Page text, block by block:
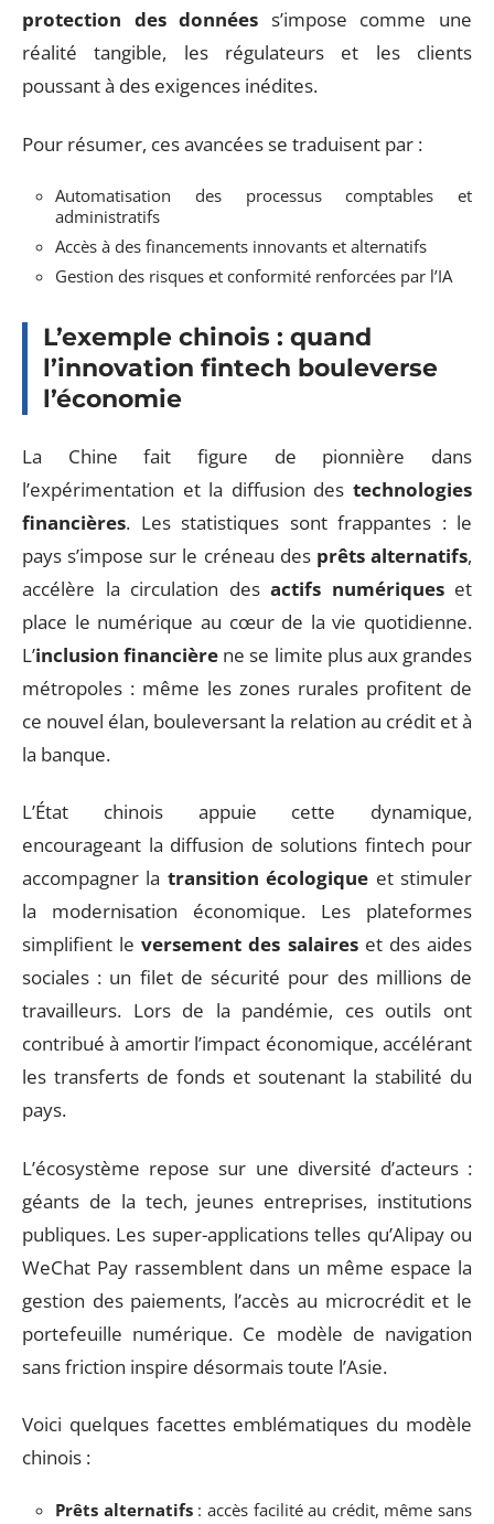
protection des données s’impose comme une
réalité tangible, les régulateurs et les clients
poussant à des exigences inédites.
Pour résumer, ces avancées se traduisent par :
Automatisation des processus comptables et
administratifs
Accès à des financements innovants et alternatifs
Gestion des risques et conformité renforcées par l’IA
L’exemple chinois : quand
l’innovation fintech bouleverse
l’économie
La Chine fait figure de pionnière dans
l’expérimentation et la diffusion des technologies
financières. Les statistiques sont frappantes : le
pays s’impose sur le créneau des prêts alternatifs,
accélère la circulation des actifs numériqueset
place le numérique au cœur de la vie quotidienne.
L’inclusion financière ne se limite plus aux grandes
métropoles : même les zones rurales profitent de
ce nouvel élan, bouleversant la relation au crédit et à
la banque.
L’État chinois appuie cette dynamique,
encourageant la diffusion de solutions fintech pour
accompagner la transition écologique et stimuler
la modernisation économique. Les plateformes
simplifient leversement des salaireset des aides
sociales : un filet de sécurité pour des millions de
travailleurs. Lors de la pandémie, ces outils ont
contribué à amortir l’impact économique, accélérant
les transferts de fonds et soutenant la stabilité du
pays.
L’écosystème repose sur une diversité d’acteurs :
géants de la tech, jeunes entreprises, institutions
publiques. Les super-applications telles qu’Alipay ou
WeChat Pay rassemblent dans un même espace la
gestion des paiements, l’accès au microcrédit et le
portefeuille numérique. Ce modèle de navigation
sans friction inspire désormais toute l’Asie.
Voici quelques facettes emblématiques du modèle
chinois :
Prêts alternatifs: accès facilité au crédit, même sans